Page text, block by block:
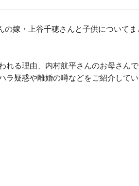
嫁・上谷千穂さんと子供についてま
れる理由、内村航平さんのお母さん
ラ疑惑や離婚の噂などをご紹介してい